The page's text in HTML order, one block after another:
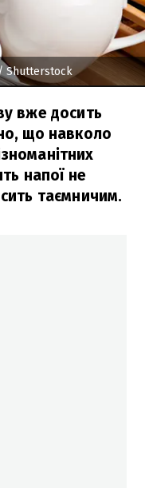
вже досить
що навколо
напої не
таємничим.